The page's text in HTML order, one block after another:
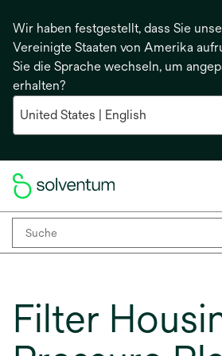
Wir haben festgestellt, dass Sie
Vereinigte Staaten von Amerika
Sie die Sprache wechseln, um
erhalten?
Filter